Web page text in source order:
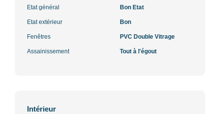
Etat général Bon Etat
Etat extérieur Bon
Fenêtres PVC Double Vitrage
Assainissement Tout à l'égout
Intérieur